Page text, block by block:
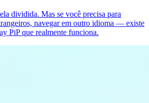
dividida. Mas se você precisa para
navegar em outro idioma — existe
PiP que realmente funciona.